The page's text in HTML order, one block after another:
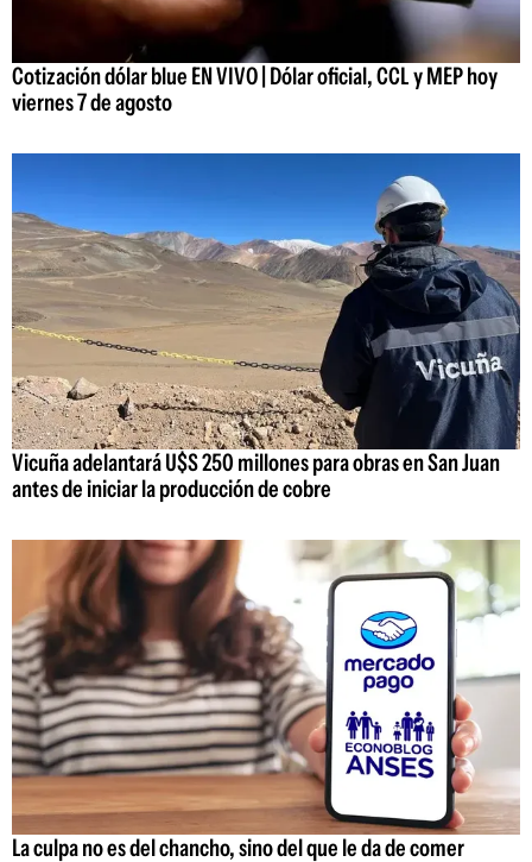
Cotización dólar blue EN VIVO | Dólar oficial, CCL y MEP hoy
viernes 7 de agosto
Vicuña adelantará U$S 250 millones para obras en San Juan
antes de iniciar la producción de cobre
La culpa no es del chancho, sino del que le da de comer